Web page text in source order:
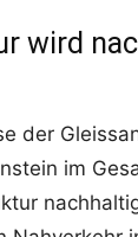
wird
der
im